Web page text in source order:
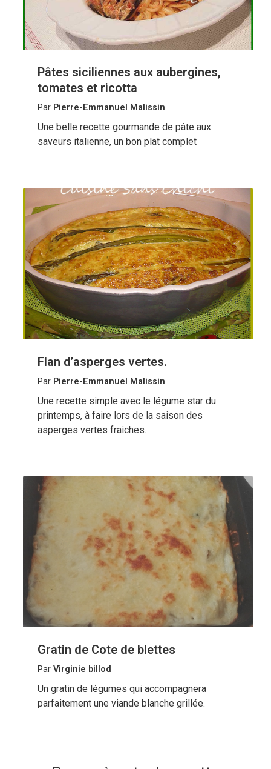
Pâtes siciliennes aux aubergines,
tomates et ricotta
Par Pierre-Emmanuel Malissin
Une belle recette gourmande de pâte aux
saveurs italienne, un bon plat complet
Flan d’asperges vertes.
Par Pierre-Emmanuel Malissin
Une recette simple avec le légume star du
printemps, à faire lors de la saison des
asperges vertes fraiches.
Gratin de Cote de blettes
Par Virginie billod
Un gratin de légumes qui accompagnera
parfaitement une viande blanche grillée.